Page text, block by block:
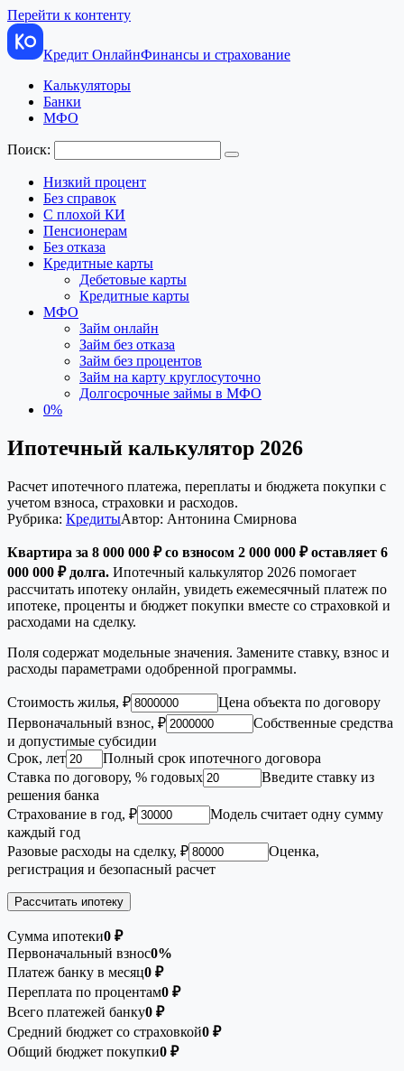
Перейти к контенту
Кредит ОнлайнФинансы и страхование
Калькуляторы
Банки
МФО
Поиск:
Низкий процент
Без справок
С плохой КИ
Пенсионерам
Без отказа
Кредитные карты
Дебетовые карты
Кредитные карты
МФО
Займ онлайн
Займ без отказа
Займ без процентов
Займ на карту круглосуточно
Долгосрочные займы в МФО
0%
Ипотечный калькулятор 2026
Расчет ипотечного платежа, переплаты и бюджета покупки с
учетом взноса, страховки и расходов.
Рубрика: КредитыАвтор: Антонина Смирнова
Квартира за 8 000 000 ₽ со взносом 2 000 000 ₽ оставляет 6
000 000 ₽ долга. Ипотечный калькулятор 2026 помогает
рассчитать ипотеку онлайн, увидеть ежемесячный платеж по
ипотеке, проценты и бюджет покупки вместе со страховкой и
расходами на сделку.
Поля содержат модельные значения. Замените ставку, взнос и
расходы параметрами одобренной программы.
Стоимость жилья, ₽
Цена объекта по договору
Первоначальный взнос, ₽
Собственные средства
и допустимые субсидии
Срок, лет
Полный срок ипотечного договора
Ставка по договору, % годовых
Введите ставку из
решения банка
Страхование в год, ₽
Модель считает одну сумму
каждый год
Разовые расходы на сделку, ₽
Оценка,
регистрация и безопасный расчет
Рассчитать ипотеку
Сумма ипотеки0 ₽
Первоначальный взнос0%
Платеж банку в месяц0 ₽
Переплата по процентам0 ₽
Всего платежей банку0 ₽
Средний бюджет со страховкой0 ₽
Общий бюджет покупки0 ₽